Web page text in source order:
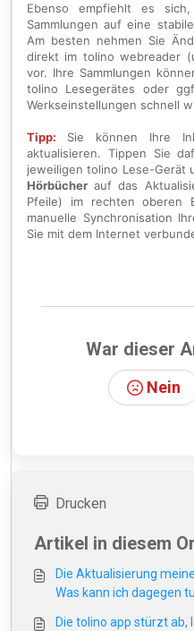
Ebenso empfiehlt es
Sammlungen auf eine
Am besten nehmen Sie
direkt im tolino webreader
vor. Ihre Sammlungen
tolino Lesegerätes oder
Werkseinstellungen schnell
Tipp: Sie können Ihre
aktualisieren. Tippen Sie
jeweiligen tolino Lese-Gerät
Hörbücher auf das
Pfeile) im rechten oberen
manuelle Synchronisation
Sie mit dem Internet
War dieser
Nein
Drucken
Artikel in diesem
Die Aktualisierung
Was kann ich dagegen
Die tolino app stürzt